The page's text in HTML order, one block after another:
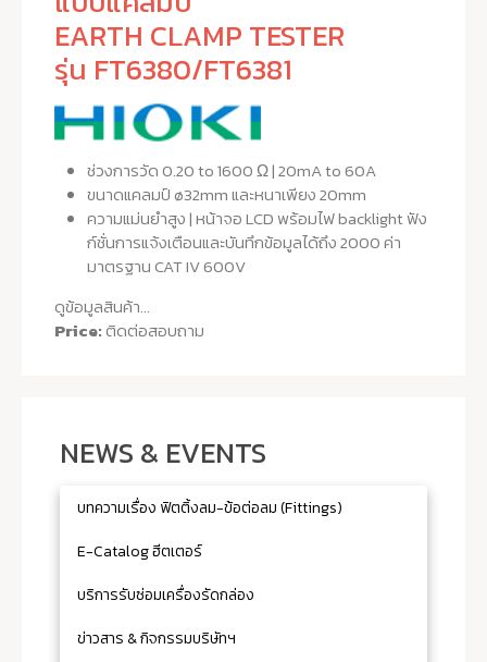
EARTH CLAMP TESTER
รุ่น FT6380/FT6381
ช่วงการวัด 0.20 to 1600 Ω | 20mA to 60A
ขนาดแคลมป์ ø32mm และหนาเพียง 20mm
ความแม่นยำสูง | หน้าจอ LCD พร้อมไฟ backlight ฟัง
ก์ชั่นการแจ้งเตือนและบันทึกข้อมูลได้ถึง 2000 ค่า
มาตรฐาน CAT IV 600V
ดูข้อมูลสินค้า...
Price: ติดต่อสอบถาม
NEWS & EVENTS
บทความเรื่อง ฟิตติ้งลม-ข้อต่อลม (Fittings)
E-Catalog ฮีตเตอร์
บริการรับซ่อมเครื่องรัดกล่อง
ข่าวสาร & กิจกรรมบริษัทฯ